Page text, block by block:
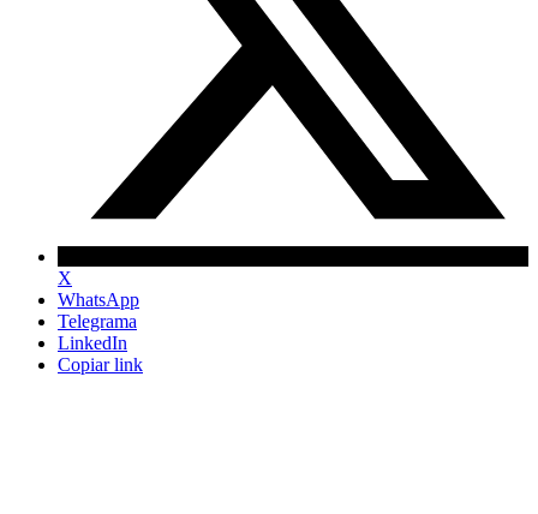
X
WhatsApp
Telegrama
LinkedIn
Copiar link